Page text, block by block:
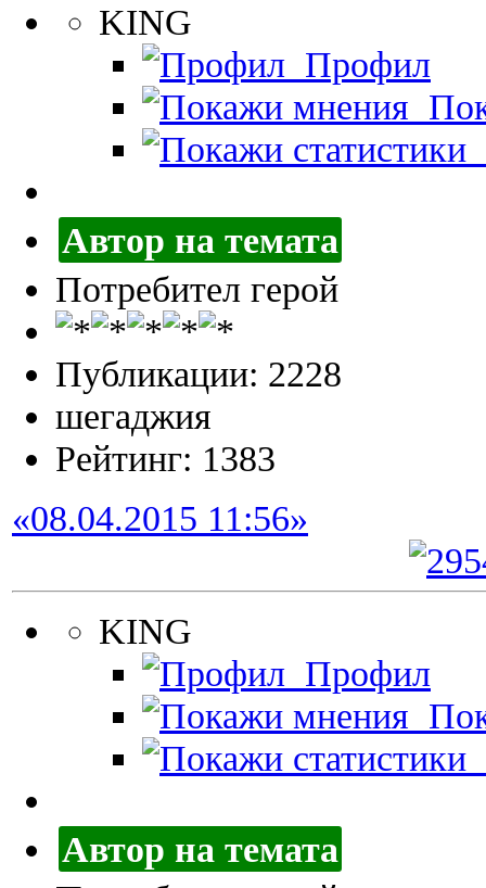
KING
Профил
Автор на темата
Потребител герой
Публикации: 2228
шегаджия
Рейтинг: 1383
«08.04.2015 11:56»
KING
Профил
Автор на темата